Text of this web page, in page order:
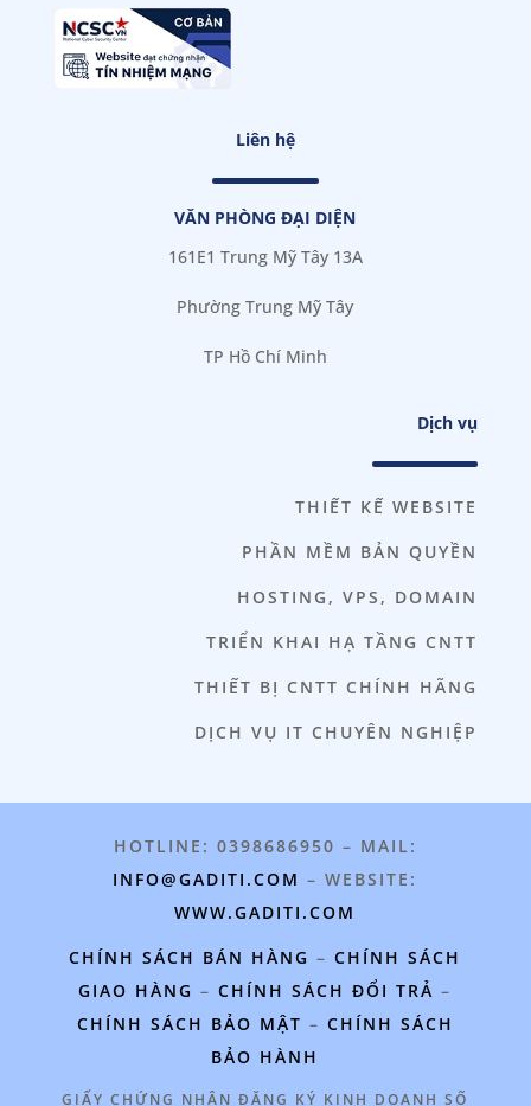
Liên hệ
VĂN PHÒNG ĐẠI DIỆN
161E1 Trung Mỹ Tây 13A
Phường Trung Mỹ Tây
TP Hồ Chí Minh
Dịch vụ
THIẾT KẾ WEBSITE
PHẦN MỀM BẢN QUYỀN
HOSTING, VPS, DOMAIN
TRIỂN KHAI HẠ TẦNG CNTT
THIẾT BỊ CNTT CHÍNH HÃNG
DỊCH VỤ IT CHUYÊN NGHIỆP
HOTLINE: 0398686950 – MAIL:
INFO@GADITI.COM – WEBSITE:
WWW.GADITI.COM
CHÍNH SÁCH BÁN HÀNG –CHÍNH SÁCH
GIAO HÀNG –CHÍNH SÁCH ĐỔI TRẢ –
CHÍNH SÁCH BẢO MẬT – CHÍNH SÁCH
BẢO HÀNH
GIẤY CHỨNG NHẬN ĐĂNG KÝ KINH DOANH SỐ